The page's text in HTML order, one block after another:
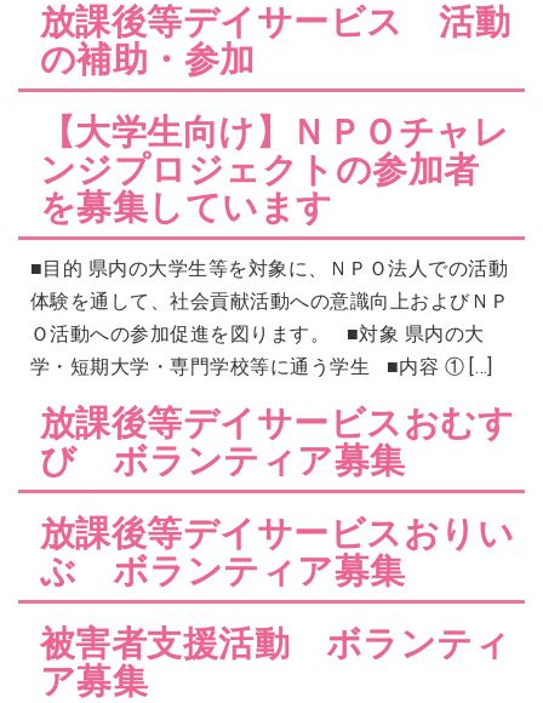
ソウェルクラブ
その他の会員情報サービスを更新しま
した。
2026年07月06日
礎研修）の募集を開始しました。
放課後等デイサービス 活動
の補助・参加
【大学生向け】ＮＰＯチャレ
ンジプロジェクトの参加者
を募集しています
■目的 県内の大学生等を対象に、ＮＰＯ法人での活動
体験を通して、社会貢献活動への意識向上およびＮＰ
Ｏ活動への参加促進を図ります。 ■対象 県内の大
学・短期大学・専門学校等に通う学生 ■内容 ① […]
放課後等デイサービスおむす
び ボランティア募集
放課後等デイサービスおりい
ぶ ボランティア募集
被害者支援活動 ボランティ
ア募集